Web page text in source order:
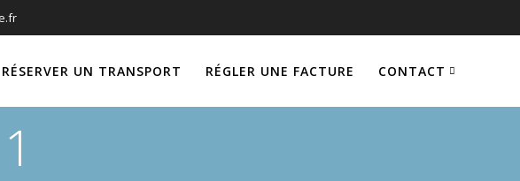
RÉSERVER UN TRANSPORT RÉGLER UNE FACTURE CONTACT